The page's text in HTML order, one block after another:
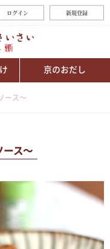
ログイン 新規登録
京のおだし
ース～
ース～